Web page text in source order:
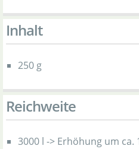
Inhalt
250 g
Reichweite
3000 l -> Erhöhung um ca.